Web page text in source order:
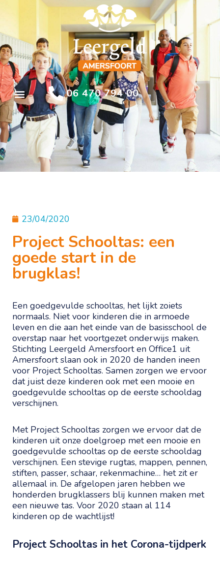
06 470 794 00
23/04/2020
Project Schooltas: een
goede start in de
brugklas!
Een goedgevulde schooltas, het lijkt zoiets
normaals. Niet voor kinderen die in armoede
leven en die aan het einde van de basisschool de
overstap naar het voortgezet onderwijs maken.
Stichting Leergeld Amersfoort en Office1 uit
Amersfoort slaan ook in 2020 de handen ineen
voor Project Schooltas. Samen zorgen we ervoor
dat juist deze kinderen ook met een mooie en
goedgevulde schooltas op de eerste schooldag
verschijnen.
Met Project Schooltas zorgen we ervoor dat de
kinderen uit onze doelgroep met een mooie en
goedgevulde schooltas op de eerste schooldag
verschijnen. Een stevige rugtas, mappen, pennen,
stiften, passer, schaar, rekenmachine… het zit er
allemaal in. De afgelopen jaren hebben we
honderden brugklassers blij kunnen maken met
een nieuwe tas. Voor 2020 staan al 114
kinderen op de wachtlijst!
Project Schooltas in het Corona-tijdperk